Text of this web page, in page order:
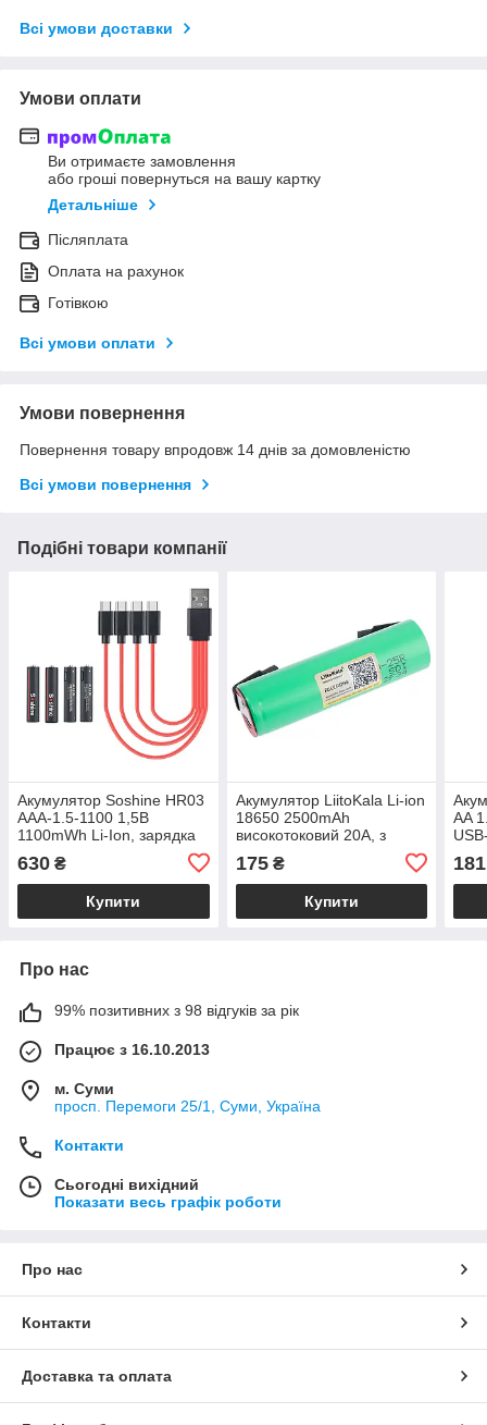
Всі умови доставки
Умови оплати
Ви отримаєте замовлення
або гроші повернуться на вашу картку
Детальніше
Післяплата
Оплата на рахунок
Готівкою
Всі умови оплати
Умови повернення
Повернення товару впродовж 14 днів за домовленістю
Всі умови повернення
Подібні товари компанії
Акумулятор Soshine HR03
AAA-1.5-1100 1,5В
1100mWh Li-Ion, зарядка
630 ₴
Купити
Акумулятор LiitoKala Li-ion
18650 2500mAh
високотоковий 20A, з
виводами, INR18650-25R-
N
175₴
Купити
AA
Про нас
99% позитивних з 98 відгуків за рік
Працює з 16.10.2013
м. Суми
просп. Перемоги 25/1, Суми, Україна
Контакти
Сьогодні вихідний
Показати весь графік роботи
Про нас
Контакти
Доставка та оплата